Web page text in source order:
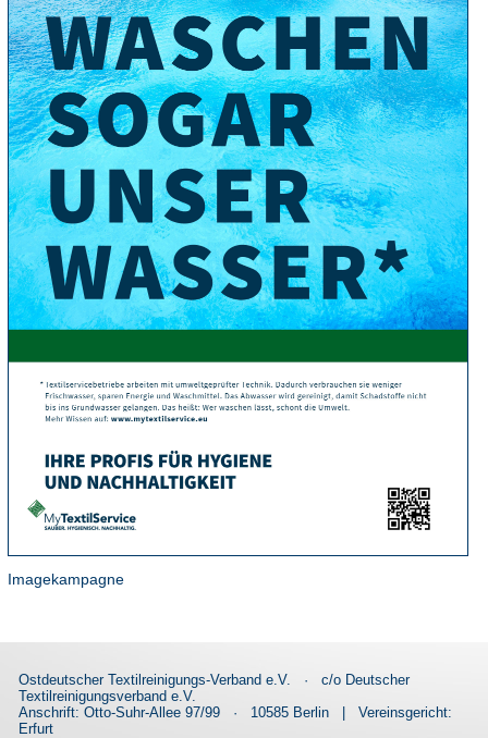
Imagekampagne
Ostdeutscher Textilreinigungs-Verband e.V. ·
c/o Deutscher
Textilreinigungsverband e.V.
Anschrift: Otto-Suhr-Allee 97/99
· 10585 Berlin |
Vereinsgericht:
Erfurt